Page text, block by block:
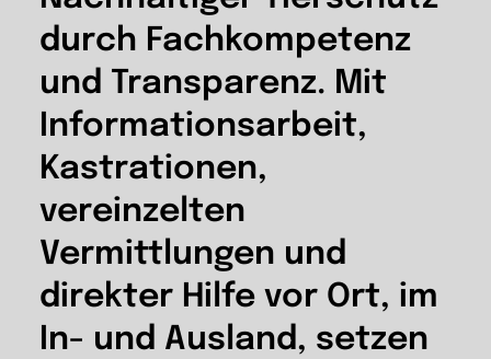
durch Fachkompetenz
und Transparenz. Mit
Informationsarbeit,
Kastrationen,
vereinzelten
Vermittlungen und
direkter Hilfe vor Ort, im
In- und Ausland, setzen